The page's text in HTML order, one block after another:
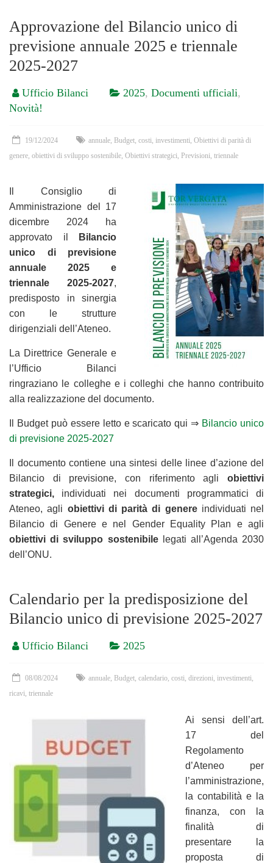
Approvazione del Bilancio unico di
previsione annuale 2025 e triennale
2025-2027
Ufficio Bilanci 2025, Documenti ufficiali,
Novità!
19/12/2024 annuale Budget costi investimenti Obiettivi di parità di
genere obiettivi di sviluppo sostenibile Obiettivi strategici Previsioni triennale
Il Consiglio di
Amministrazione del 17
dicembre 2024 ha
approvato il
Bilancio
unico di previsione
annuale 2025 e
triennale 2025-2027,
predisposto in sinergia
con le strutture
dirigenziali dell’Ateneo.
La Direttrice Generale e
l’Ufficio Bilanci
ringraziano le colleghe e i colleghi che hanno contribuito
alla realizzazione del documento.
Il Budget può essere letto e scaricato qui ⇒ Bilancio unico
di previsione 2025-2027
Il documento contiene una sintesi delle linee d’azione del
Bilancio di previsione, con riferimento agli obiettivi
strategici, individuati nei documenti programmatici di
Ateneo, agli obiettivi di parità di genereindividuati nel
Bilancio di Genere e nel Gender Equality Plan e agli
obiettivi di sviluppo sostenibilelegati all’Agenda 2030
dell’ONU.
Calendario per la predisposizione del
Bilancio unico di previsione 2025-2027
Ufficio Bilanci 2025
08/08/2024 annuale Budget calendario costi direzioni investimenti
ricavi triennale
Ai sensi dell’art.
17 del
Regolamento
d’Ateneo per
l’amministrazione,
la contabilità e la
finanza, con la
finalità di
presentare la
proposta di